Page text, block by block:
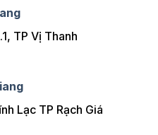
TP Vị Thanh
Lạc TP Rạch Giá